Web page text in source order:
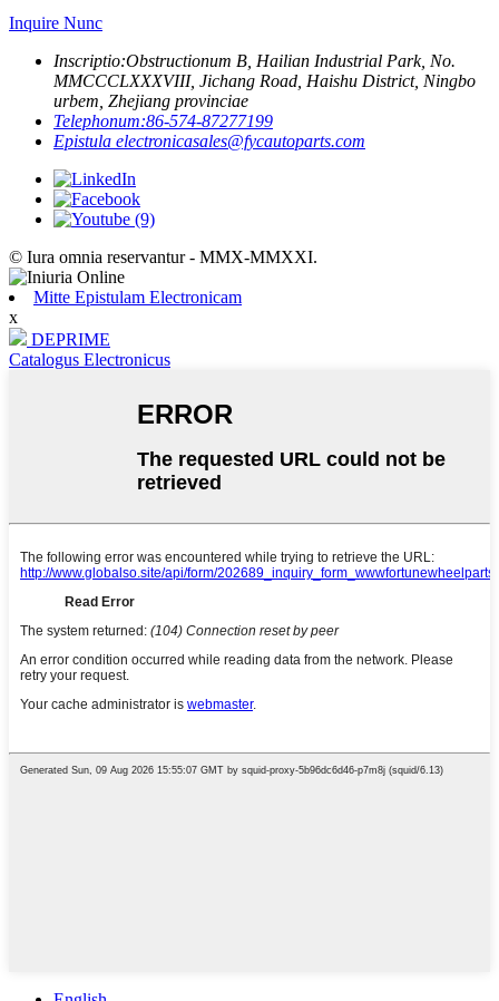
Inquire Nunc
Inscriptio:Obstructionum B, Hailian Industrial Park, No.
MMCCCLXXXVIII, Jichang Road, Haishu District, Ningbo
urbem, Zhejiang provinciae
Telephonum:86-574-87277199
Epistula electronicasales@fycautoparts.com
© Iura omnia reservantur - MMX-MMXXI.
Mitte Epistulam Electronicam
x
DEPRIME
Catalogus Electronicus